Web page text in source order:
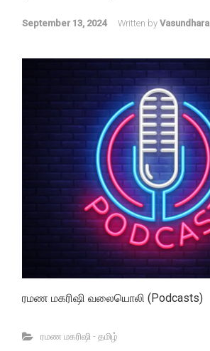
September 13, 2024 Written by Vasundhara
ரமண மகரிஷி வலையொலி (Podcasts)
ரமண மகரிஷி - தமிழ்